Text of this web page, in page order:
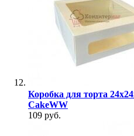
Коробка для торта
CakeWW
109 руб.